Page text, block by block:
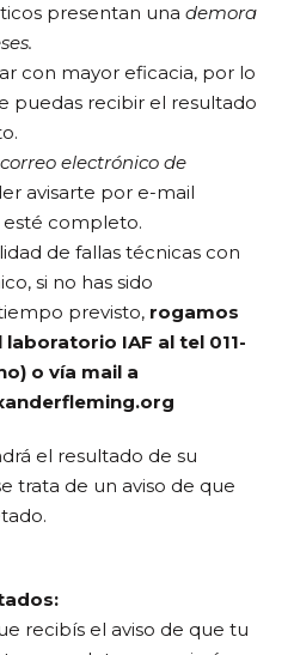
presentan una demora
con mayor eficacia, por lo
puedas recibir el resultado
electrónico de
avisarte por e-mail
completo.
de fallas técnicas con
si no has sido
previsto, rogamos
IAF al tel 011-
o vía mail a
el resultado de su
trata de un aviso de que
recibís el aviso de que tu